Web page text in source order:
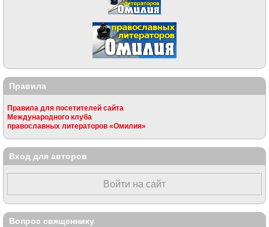
Правила
Правила для посетителей сайта
Международного клуба
православных литераторов «Омилия»
Вход для авторов
Войти на сайт
Вопрос священнику